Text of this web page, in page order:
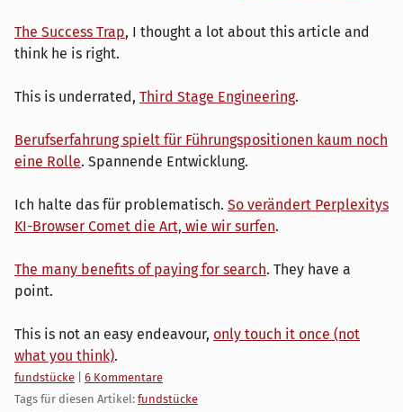
The Success Trap, I thought a lot about this article and
think he is right.
This is underrated, Third Stage Engineering.
Berufserfahrung spielt für Führungspositionen kaum noch
eine Rolle. Spannende Entwicklung.
Ich halte das für problematisch. So verändert Perplexitys
KI-Browser Comet die Art, wie wir surfen.
The many benefits of paying for search. They have a
point.
This is not an easy endeavour, only touch it once (not
what you think).
Kategorien:
fundstücke
6 Kommentare
Tags für diesen Artikel: fundstücke